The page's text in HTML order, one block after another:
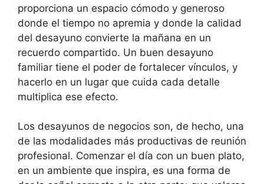
proporciona un espacio cómodo y generoso
donde el tiempo no apremia y donde la calidad
del desayuno convierte la mañana en un
recuerdo compartido. Un buen desayuno
familiar tiene el poder de fortalecer vínculos, y
hacerlo en un lugar que cuida cada detalle
multiplica ese efecto.
Los desayunos de negocios son, de hecho, una
de las modalidades más productivas de reunión
profesional. Comenzar el día con un buen plato,
en un ambiente que inspira, es una forma de